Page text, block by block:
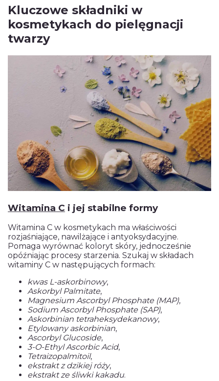
Kluczowe składniki w
kosmetykach do pielęgnacji
twarzy
Witamina C i jej stabilne formy
Witamina C w kosmetykach ma właściwości
rozjaśniające, nawilżające i antyoksydacyjne.
Pomaga wyrównać koloryt skóry, jednocześnie
opóźniając procesy starzenia. Szukaj w składach
witaminy C w następujących formach:
kwas L-askorbinowy,
Askorbyl Palmitate,
Magnesium Ascorbyl Phosphate (MAP),
Sodium Ascorbyl Phosphate (SAP),
Askorbinian tetraheksydekanowy,
Etylowany askorbinian,
Ascorbyl Glucoside,
3-O-Ethyl Ascorbic Acid,
Tetraizopalmitoil,
ekstrakt z dzikiej róży,
ekstrakt ze śliwki kakadu.